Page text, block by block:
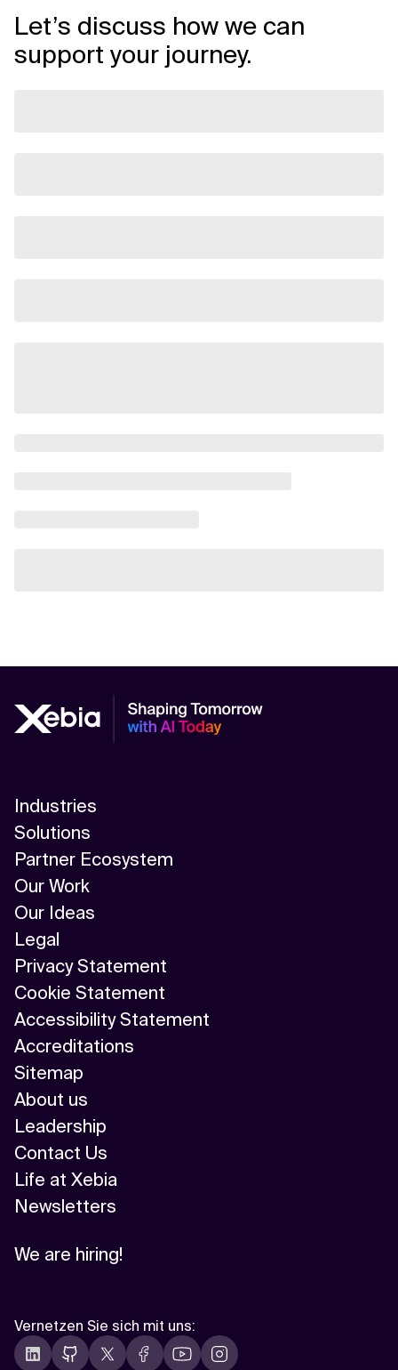
Let’s discuss how we can
support your journey.
Industries
Solutions
Partner Ecosystem
Our Work
Our Ideas
Legal
Privacy Statement
Cookie Statement
Accessibility Statement
Accreditations
Sitemap
About us
Leadership
Contact Us
Life at Xebia
Newsletters
We are hiring!
Vernetzen Sie sich mit uns: